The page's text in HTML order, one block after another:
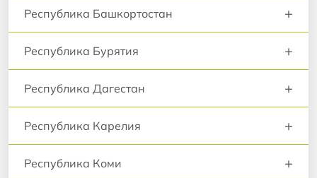
Республика Башкортостан +
Республика Бурятия +
Республика Дагестан +
Республика Карелия +
Республика Коми +